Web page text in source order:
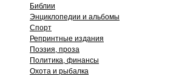
Библии
Энциклопедии и альбомы
Спорт
Репринтные издания
Поэзия, проза
Политика, финансы
Охота и рыбалка